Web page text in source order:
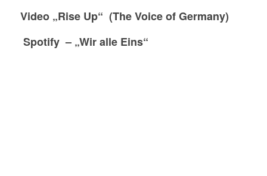
Video „Rise Up“ (The Voice of Germany)
Spotify – „Wir alle Eins“